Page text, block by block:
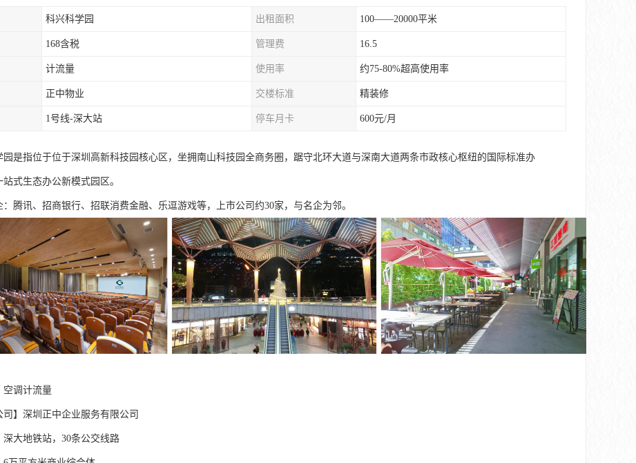
科兴科学园 出租面积 100——20000平米
168含税 管理费 16.5
计流量 使用率 约75-80%超高使用率
正中物业 交楼标准 精装修
1号线-深大站 停车月卡 600元/月
园是指位于位于深圳高新科技园核心区，坐拥南山科技园全商务圈，踞守北环大道与深南大道两条市政核心枢纽的国际标准办
站式生态办公新模式园区。
：腾讯、招商银行、招联消费金融、乐逗游戏等，上市公司约30家，与名企为邻。
空调计流量
司】深圳正中企业服务有限公司
深大地铁站，30条公交线路